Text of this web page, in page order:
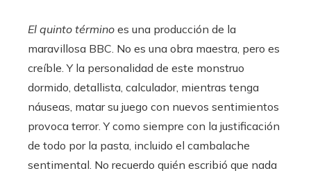
El quinto término es una producción de la
maravillosa BBC. No es una obra maestra, pero es
creíble. Y la personalidad de este monstruo
dormido, detallista, calculador, mientras tenga
náuseas, matar su juego con nuevos sentimientos
provoca terror. Y como siempre con la justificación
de todo por la pasta, incluido el cambalache
sentimental. No recuerdo quién escribió que nada